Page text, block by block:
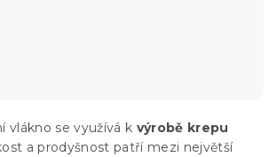
vlákno se využívá k výrobě krepu
a prodyšnost patří mezi největší